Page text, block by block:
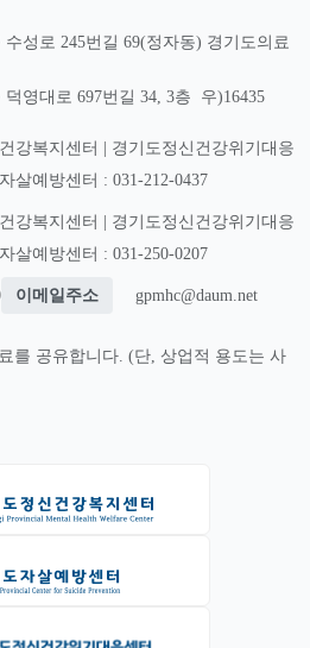
성로 245번길 69(정자동) 경기도의료
영대로 697번길 34, 3층 우)16435
강복지센터 | 경기도정신건강위기대응
살예방센터 : 031-212-0437
강복지센터 | 경기도정신건강위기대응
살예방센터 : 031-250-0207
이메일주소 gpmhc@daum.net
를 공유합니다. (단, 상업적 용도는 사